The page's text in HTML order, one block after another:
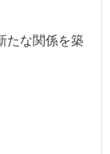
たな関係を築